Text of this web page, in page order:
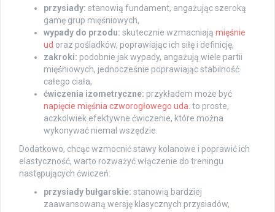
przysiady: stanowią fundament, angażując szeroką
gamę grup mięśniowych,
wypady do przodu: skutecznie wzmacniają mięśnie
ud oraz pośladków, poprawiając ich siłę i definicję,
zakroki: podobnie jak wypady, angażują wiele partii
mięśniowych, jednocześnie poprawiając stabilność
całego ciała,
ćwiczenia izometryczne: przykładem może być
napięcie mięśnia czworogłowego uda . to proste,
aczkolwiek efektywne ćwiczenie, które można
wykonywać niemal wszędzie.
Dodatkowo, chcąc wzmocnić stawy kolanowe i poprawić ich
elastyczność, warto rozważyć włączenie do treningu
następujących ćwiczeń:
przysiady bułgarskie: stanowią bardziej
zaawansowaną wersję klasycznych przysiadów,